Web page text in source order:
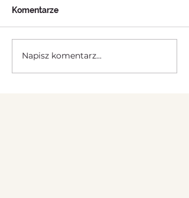
Komentarze
Napisz komentarz...